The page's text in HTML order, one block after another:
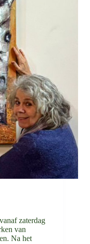
zaterdag
van
Na het